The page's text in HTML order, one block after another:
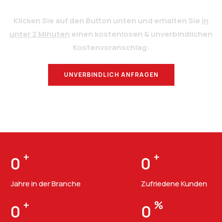
Klicken Sie auf den Button unten und erhalten Sie in
unter 2 Minuten einen kostenlosen & unverbindlichen
Kostenvoranschlag:
UNVERBINDLICH ANFRAGEN
0 +
Jahre in der Branche
0 +
Zufriedene Kunden
0 + 0 %